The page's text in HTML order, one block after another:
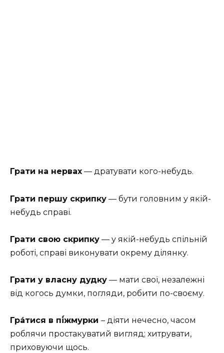
Грати на нервах — дратувати кого-небудь.
Грати першу скрипку — бути головним у якій-
небудь справі.
Грати свою скрипку — у якій-небудь спільній
роботі, справі виконувати окрему ділянку.
Грати у власну дудку — мати свої, незалежні
від когось думки, погляди, робити по-своєму.
Гра́тися в пі́жмурки – діяти нечесно, часом
роблячи простакуватий вигляд; хитрувати,
приховуючи щось.